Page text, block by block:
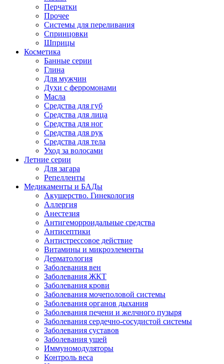
Перчатки
Прочее
Системы для переливания
Спринцовки
Шприцы
Косметика
Банные серии
Глина
Для мужчин
Духи с ферромонами
Масла
Средства для губ
Средства для лица
Средства для ног
Средства для рук
Средства для тела
Уход за волосами
Летние серии
Для загара
Репелленты
Медикаменты и БАДы
Акушерство. Гинекология
Аллергия
Анестезия
Антигеморроидальные средства
Антисептики
Антистрессовое действие
Витамины и микроэлементы
Дерматология
Заболевания вен
Заболевания ЖКТ
Заболевания крови
Заболевания мочеполовой системы
Заболевания органов дыхания
Заболевания печени и желчного пузыря
Заболевания сердечно-сосудистой системы
Заболевания суставов
Заболевания ушей
Иммуномодуляторы
Контроль веса